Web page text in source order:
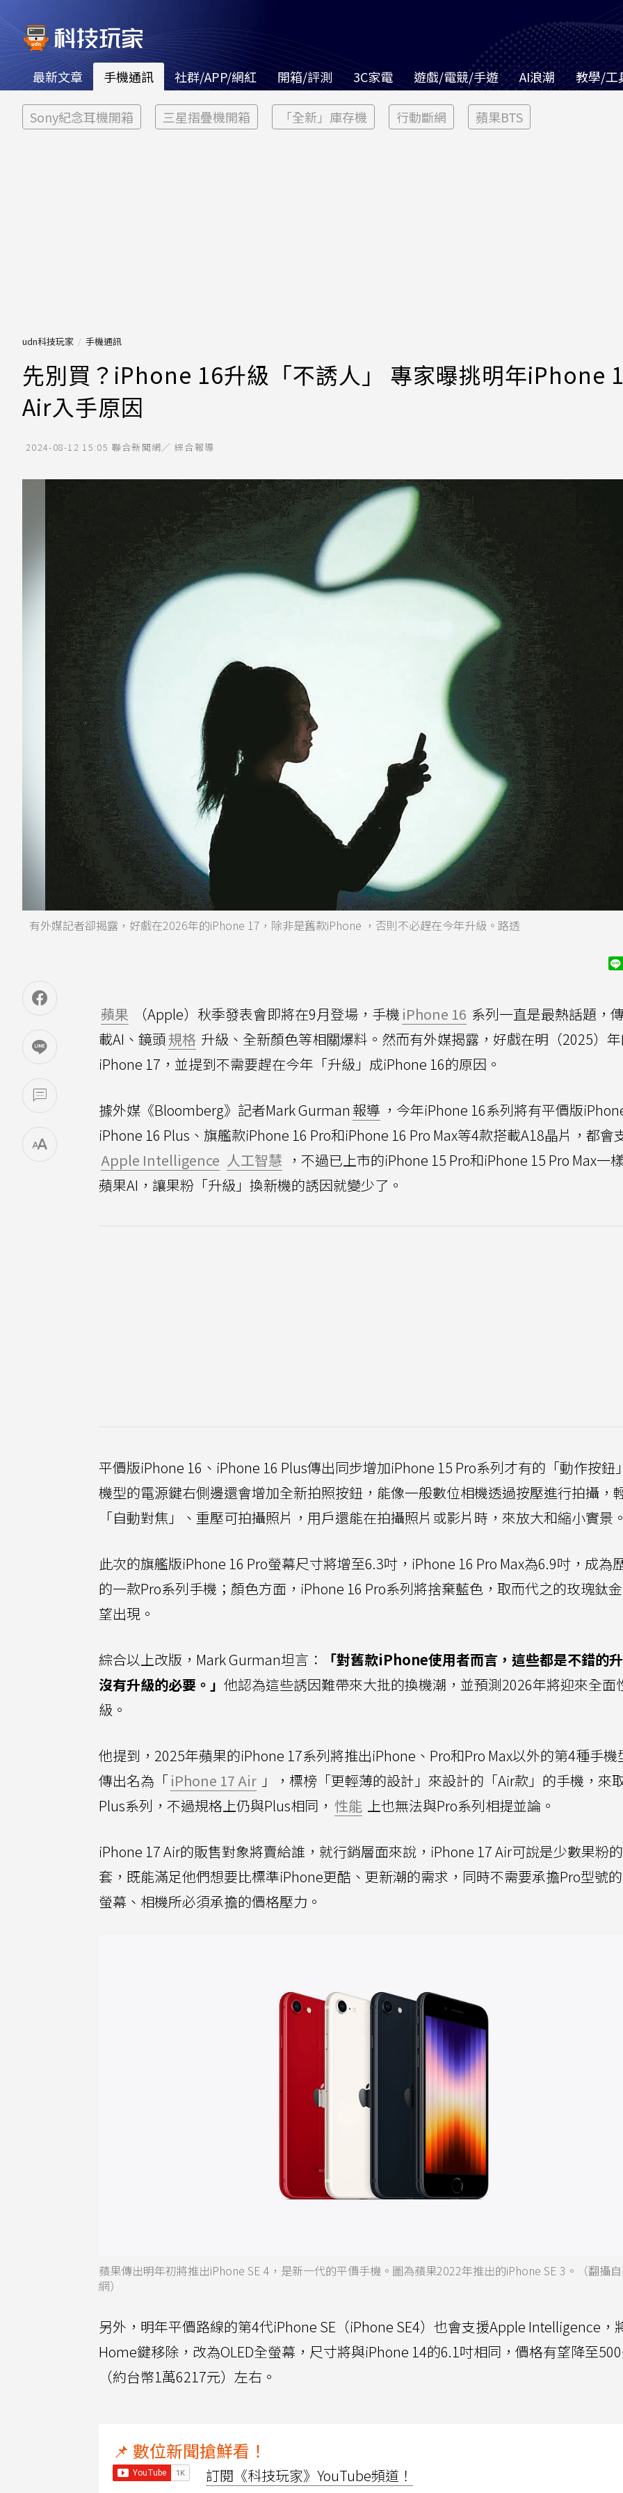
最新文章 手機通訊 社群/APP/網紅 開箱/評測 3C家電 遊戲/電競/手遊 AI浪潮 教學/工
Sony紀念耳機開箱 三星摺疊機開箱 「全新」庫存機 行動斷網 蘋果BTS
udn科技玩家 手機通訊
先別買？iPhone 16升級「不誘人」 專家曝挑明年iPhone
Air入手原因
2024-08-12 15:05 聯合新聞網／ 綜合報導
有外媒記者卻揭露，好戲在2026年的iPhone 17，除非是舊款iPhone ，否則不必趕在今年升級。路透
蘋果 （Apple）秋季發表會即將在9月登場，手機 iPhone 16 系列一直是最熱話題，
載AI、鏡頭規格 升級、全新顏色等相關爆料。然而有外媒揭露，好戲在明（2025）
iPhone 17，並提到不需要趕在今年「升級」成iPhone 16的原因。
據外媒《Bloomberg》記者Mark Gurman 報導 ，今年iPhone 16系列將有平價版
iPhone 16 Plus、旗艦款iPhone 16 Pro和iPhone 16 Pro Max等4款搭載A18晶片，都會
Apple Intelligence 人工智慧 ，不過已上市的iPhone 15 Pro和iPhone 15 Pro Max一
蘋果AI，讓果粉「升級」換新機的誘因就變少了。
平價版iPhone 16、iPhone 16 Plus傳出同步增加iPhone 15 Pro系列才有的「動作按鈕
機型的電源鍵右側邊還會增加全新拍照按鈕，能像一般數位相機透過按壓進行拍攝，
「自動對焦」、重壓可拍攝照片，用戶還能在拍攝照片或影片時，來放大和縮小實景
此次的旗艦版iPhone 16 Pro螢幕尺寸將增至6.3吋，iPhone 16 Pro Max為6.9吋，成為
的一款Pro系列手機；顏色方面，iPhone 16 Pro系列將捨棄藍色，取而代之的玫瑰鈦
望出現。
綜合以上改版，Mark Gurman坦言：
「對舊款iPhone使用者而言，這些都是不錯的
沒有升級的必要。」 他認為這些誘因難帶來大批的換機潮，並預測2026年將迎來全面
級。
他提到，2025年蘋果的iPhone 17系列將推出iPhone、Pro和Pro Max以外的第4種手機
傳出名為「iPhone 17 Air 」，標榜「更輕薄的設計」來設計的「Air款」的手機，來
Plus系列，不過規格上仍與Plus相同， 性能 上也無法與Pro系列相提並論。
iPhone 17 Air的販售對象將賣給誰，就行銷層面來說，iPhone 17 Air可說是少數果粉
套，既能滿足他們想要比標準iPhone更酷、更新潮的需求，同時不需要承擔Pro型號
螢幕、相機所必須承擔的價格壓力。
蘋果傳出明年初將推出iPhone SE 4，是新一代的平價手機。圖為蘋果2022年推出的iPhone SE 3。（翻攝
網）
另外，明年平價路線的第4代iPhone SE（iPhone SE4）也會支援Apple Intelligence，
Home鍵移除，改為OLED全螢幕，尺寸將與iPhone 14的6.1吋相同，價格有望降至
（約台幣1萬6217元）左右。
📌 數位新聞搶鮮看！
訂閱《科技玩家》YouTube頻道！